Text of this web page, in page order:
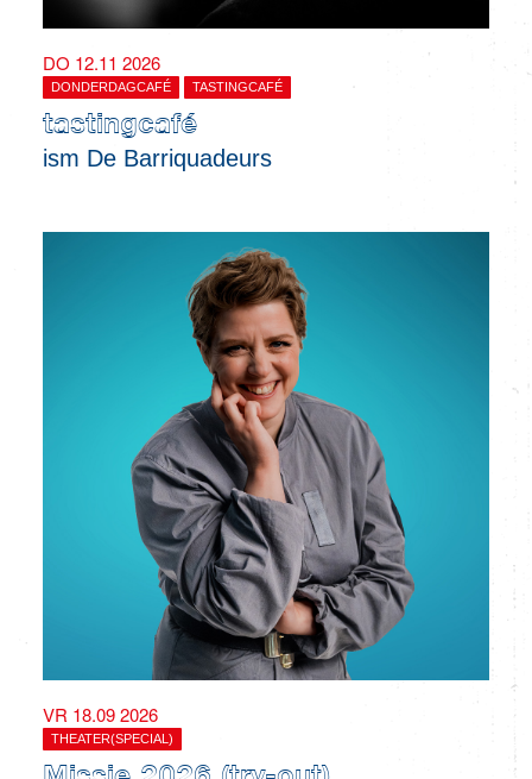
DO 12.11 2026
DONDERDAGCAFÉ TASTINGCAFÉ
tastingcafé
ism De Barriquadeurs
VR 18.09 2026
THEATER(SPECIAL)